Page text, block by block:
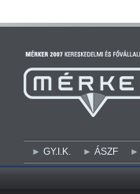
GY.I.K. ÁSZF